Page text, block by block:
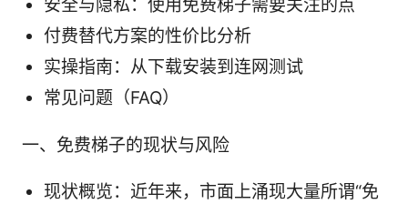
安全与隐私：使用免费梯子需要关注的点
付费替代方案的性价比分析
实操指南：从下载安装到连网测试
常见问题（FAQ）
一、免费梯子的现状与风险
现状概览：近年来，市面上涌现大量所谓“免